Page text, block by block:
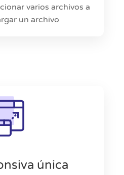
varios archivos a
un archivo
única